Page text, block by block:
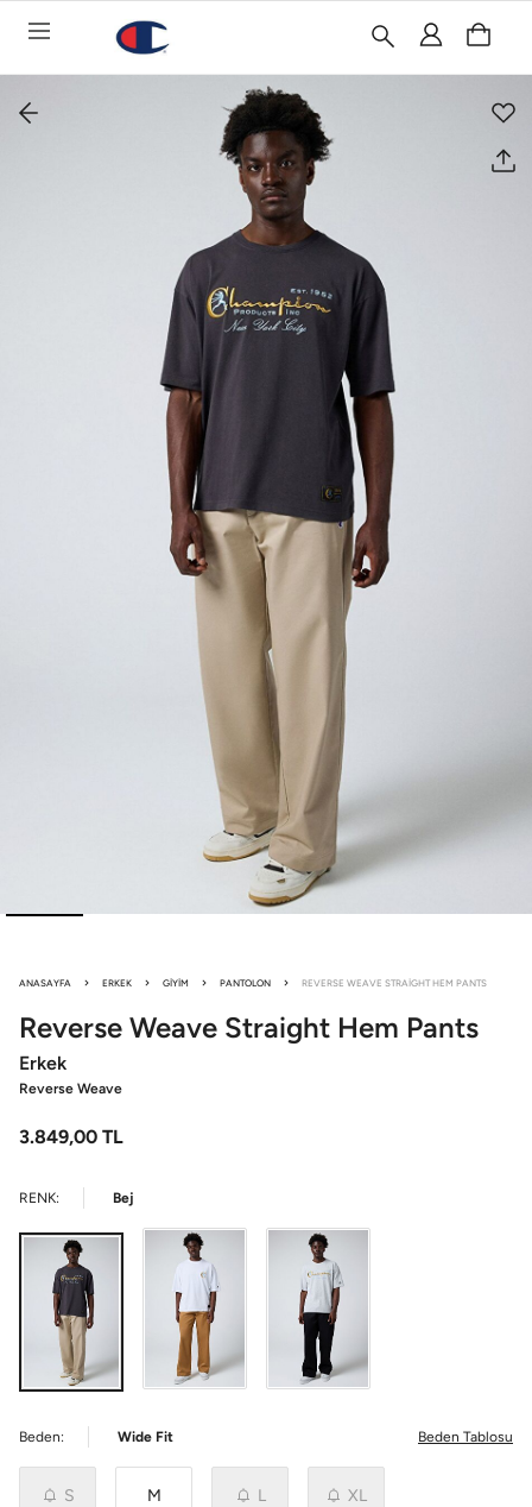
ANASAYFA ERKEK GIYIM PANTOLON REVERSE WEAVE STRAIGHT HEM PANTS
Reverse Weave Straight Hem Pants
Erkek
Reverse Weave
3.849,00 TL
RENK: Bej
Beden: Wide Fit Beden Tablosu
S M L XL